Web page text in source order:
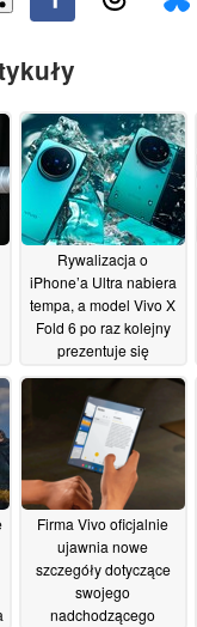
Rywalizacja o
iPhone’a Ultra nabiera
tempa, a model Vivo X
Fold 6 po raz kolejny
prezentuje się
zdjęciach
promocyjnych i w filmie
18/06/2026
Firma Vivo oficjalnie
ujawnia nowe
szczegóły dotyczące
swojego
nadchodzącego